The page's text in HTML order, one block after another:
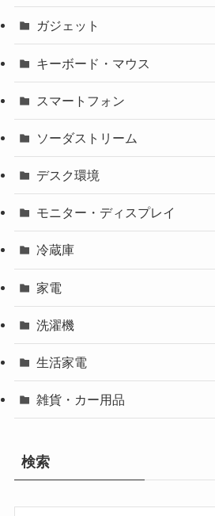
ガジェット
キーボード・マウス
スマートフォン
ソーダストリーム
デスク環境
モニター・ディスプレイ
冷蔵庫
家電
洗濯機
生活家電
雑貨・カー用品
検索